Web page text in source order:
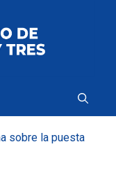
sobre la puesta